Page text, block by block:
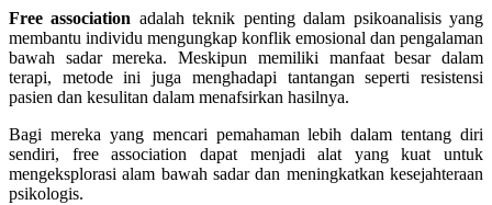
Free association adalah teknik penting dalam psikoanalisis yang
membantu individu mengungkap konflik emosional dan pengalaman
bawah sadar mereka. Meskipun memiliki manfaat besar dalam
terapi, metode ini juga menghadapi tantangan seperti resistensi
pasien dan kesulitan dalam menafsirkan hasilnya.
Bagi mereka yang mencari pemahaman lebih dalam tentang diri
sendiri, free association dapat menjadi alat yang kuat untuk
mengeksplorasi alam bawah sadar dan meningkatkan kesejahteraan
psikologis.